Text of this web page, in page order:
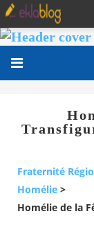
Fraternité
Homélie >
Homélie de la